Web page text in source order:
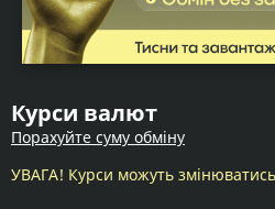
Курси валют
Порахуйте суму обміну
УВАГА! Курси можуть